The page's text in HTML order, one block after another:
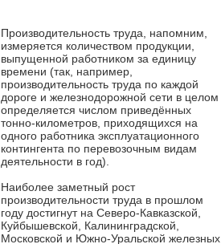
Производительность труда, напомним,
измеряется количеством продукции,
выпущенной работником за единицу
времени (так, например,
производительность труда по каждой
дороге и железнодорожной сети в целом
определяется числом приведённых
тонно-километров, приходящихся на
одного работника эксплуатационного
контингента по перевозочным видам
деятельности в год).
Наиболее заметный рост
производительности труда в прошлом
году достигнут на Северо-Кавказской,
Куйбышевской, Калининградской,
Московской и Южно-Уральской железных